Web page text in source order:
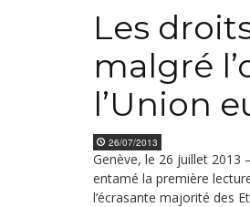
Équipe
Newsletters
Statuts
Les
malgré
l’Union
26/07/2013
Genève, le 26 juillet 2013
entamé la première
l’écrasante majorité des